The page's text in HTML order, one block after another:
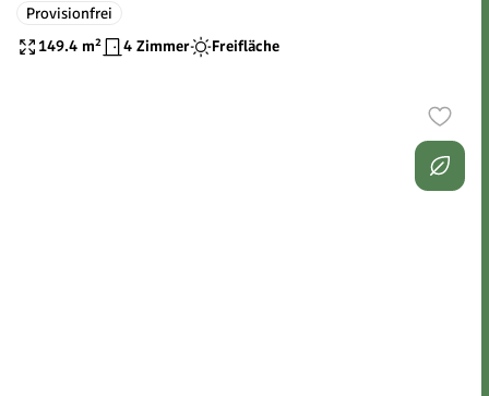
Provisionfrei
149.4 m² 4 Zimmer Freifläche